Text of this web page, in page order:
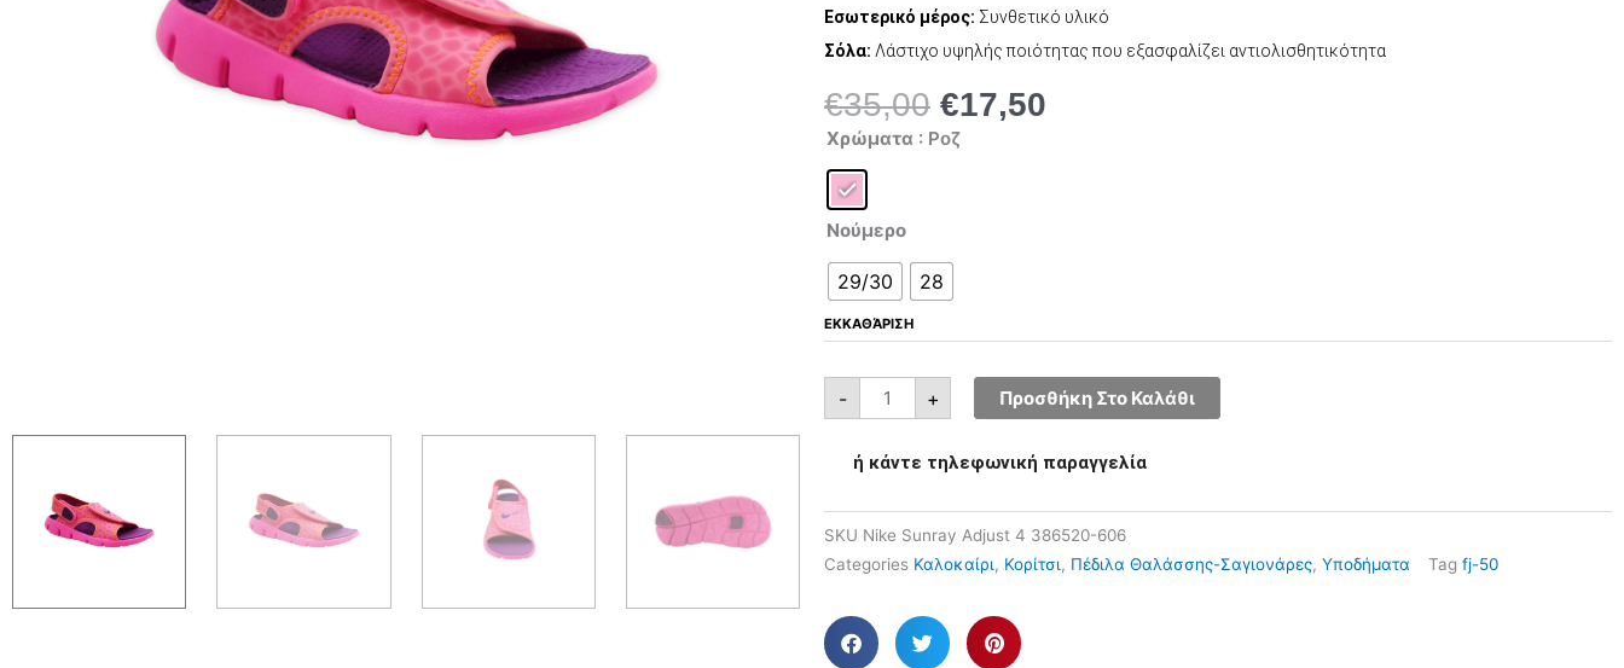
Εσωτερικό μέρος: Συνθετικό υλικό
Σόλα: Λάστιχο υψηλής ποιότητας που εξασφαλίζει αντιολισθητικότητα
€35,00 Original
price
€17,50
Χρώματα : Ροζ
Νούμερο
29/30 28
ΕΚΚΑΘΆΡΙΣΗ
-
Nike
Sunray
Adjust
386520-
ποσότητα
+ Προσθήκη Στο Καλάθι
ή κάντε τηλεφωνική παραγγελία
SKU Nike Sunray Adjust 4 386520-606
Categories Καλοκαίρι, Κορίτσι, Πέδιλα Θαλάσσης-Σαγιονάρες, Υποδήματα Tag fj-50